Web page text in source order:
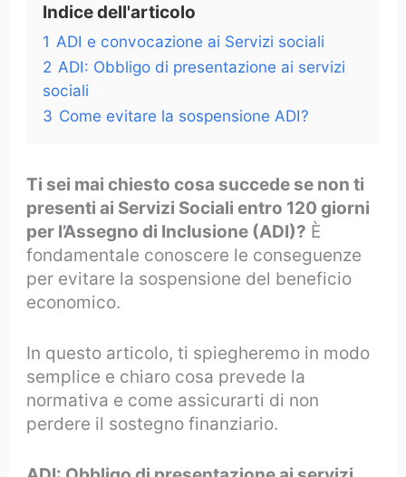
Indice dell'articolo
1 ADI e convocazione ai Servizi sociali
2 ADI: Obbligo di presentazione ai servizi
sociali
3 Come evitare la sospensione ADI?
Ti sei mai chiesto cosa succede se non ti
presenti ai Servizi Sociali entro 120 giorni
per l’Assegno di Inclusione (ADI)? È
fondamentale conoscere le conseguenze
per evitare la sospensione del beneficio
economico.
In questo articolo, ti spiegheremo in modo
semplice e chiaro cosa prevede la
normativa e come assicurarti di non
perdere il sostegno finanziario.